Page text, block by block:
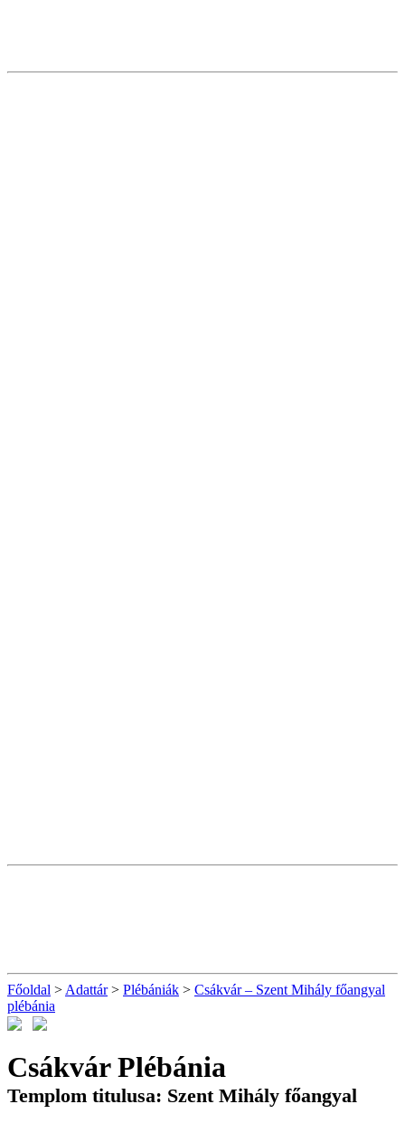
Főoldal > Adattár> Plébániák > Csákvár – Szent Mihály főangyal
plébánia
Csákvár Plébánia
Templom titulusa: Szent Mihály főangyal